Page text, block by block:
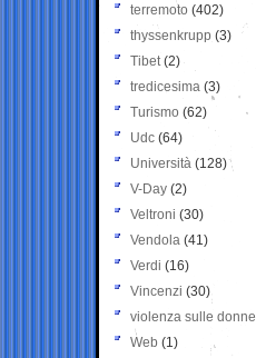
terremoto (402)
thyssenkrupp (3)
Tibet(2)
tredicesima (3)
Turismo (62)
Udc (64)
Università (128)
V-Day (2)
Veltroni (30)
Vendola (41)
Verdi (16)
Vincenzi (30)
violenza sulle donne
Web (1)